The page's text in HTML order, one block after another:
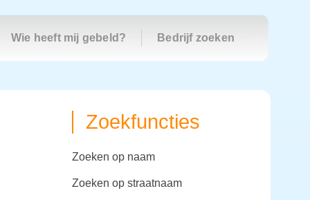
Wie heeft mij gebeld? Bedrijf zoeken
Zoekfuncties
zoeken op naam
zoeken op straatnaam